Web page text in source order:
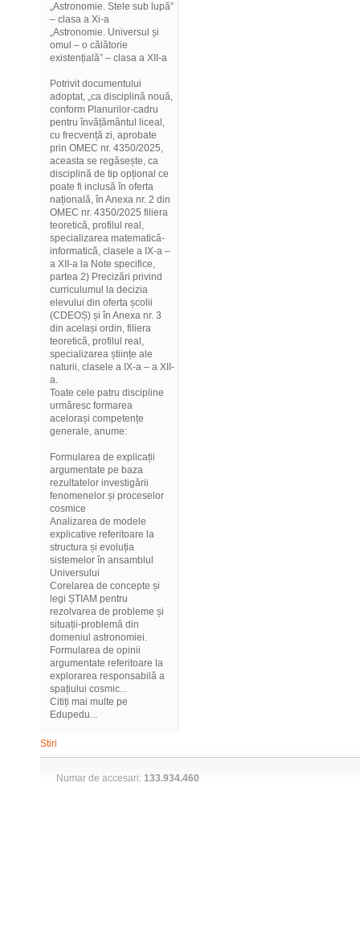
„Astronomie. Stele sub lupă”
– clasa a Xi-a
„Astronomie. Universul și
omul – o călătorie
existențială” – clasa a XII-a
Potrivit documentului
adoptat, „ca disciplină nouă,
conform Planurilor-cadru
pentru învățământul liceal,
cu frecvență zi, aprobate
prin OMEC nr. 4350/2025,
aceasta se regăsește, ca
disciplină de tip opțional ce
poate fi inclusă în oferta
națională, în Anexa nr. 2 din
OMEC nr. 4350/2025 filiera
teoretică, profilul real,
specializarea matematică-
informatică, clasele a IX-a –
a XII-a la Note specifice,
partea 2) Precizări privind
curriculumul la decizia
elevului din oferta școlii
(CDEOȘ) și în Anexa nr. 3
din același ordin, filiera
teoretică, profilul real,
specializarea științe ale
naturii, clasele a IX-a – a XII-
a.
Toate cele patru discipline
urmăresc formarea
acelorași competențe
generale, anume:
Formularea de explicații
argumentate pe baza
rezultatelor investigării
fenomenelor și proceselor
cosmice
Analizarea de modele
explicative referitoare la
structura și evoluția
sistemelor în ansamblul
Universului
Corelarea de concepte și
legi ȘTIAM pentru
rezolvarea de probleme și
situații-problemă din
domeniul astronomiei.
Formularea de opinii
argumentate referitoare la
explorarea responsabilă a
spațiului cosmic...
Citiți mai multe pe
Edupedu...
Stiri
Numar de accesari: 133.934.460